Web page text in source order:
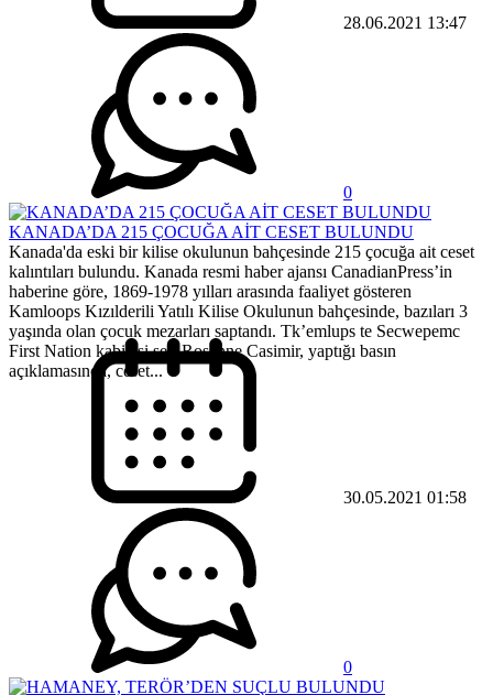
28.06.2021 13:47
0
KANADA’DA 215 ÇOCUĞA AİT CESET BULUNDU
Kanada'da eski bir kilise okulunun bahçesinde 215 çocuğa ait ceset
kalıntıları bulundu. Kanada resmi haber ajansı CanadianPress’in
haberine göre, 1869-1978 yılları arasında faaliyet gösteren
Kamloops Kızılderili Yatılı Kilise Okulunun bahçesinde, bazıları 3
yaşında olan çocuk mezarları saptandı. Tk’emlups te Secwepemc
First Nation kabilesi şefi Rosanne Casimir, yaptığı basın
açıklamasında, ceset...
30.05.2021 01:58
0